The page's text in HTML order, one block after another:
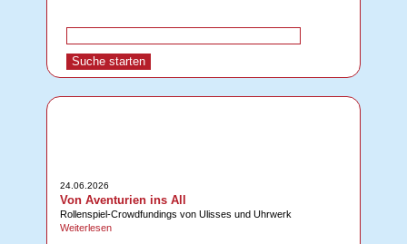
24.06.2026
Von Aventurien ins All
Rollenspiel-Crowdfundings von Ulisses und Uhrwerk
Weiterlesen